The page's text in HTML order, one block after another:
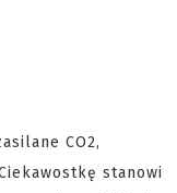
CO2,
stanowi